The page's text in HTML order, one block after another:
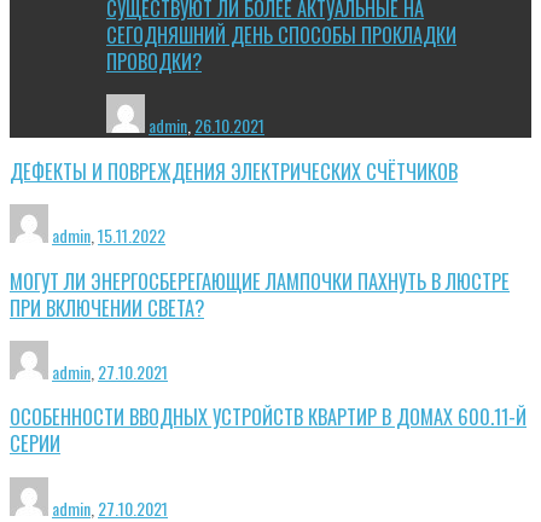
СУЩЕСТВУЮТ ЛИ БОЛЕЕ АКТУАЛЬНЫЕ НА
СЕГОДНЯШНИЙ ДЕНЬ СПОСОБЫ ПРОКЛАДКИ
ПРОВОДКИ?
admin,26.10.2021
ДЕФЕКТЫ И ПОВРЕЖДЕНИЯ ЭЛЕКТРИЧЕСКИХ СЧЁТЧИКОВ
admin 15.11.2022
МОГУТ ЛИ ЭНЕРГОСБЕРЕГАЮЩИЕ ЛАМПОЧКИ ПАХНУТЬ В ЛЮСТРЕ
ПРИ ВКЛЮЧЕНИИ СВЕТА?
admin 27.10.2021
ОСОБЕННОСТИ ВВОДНЫХ УСТРОЙСТВ КВАРТИР В ДОМАХ 600.11-Й
СЕРИИ
admin 27.10.2021